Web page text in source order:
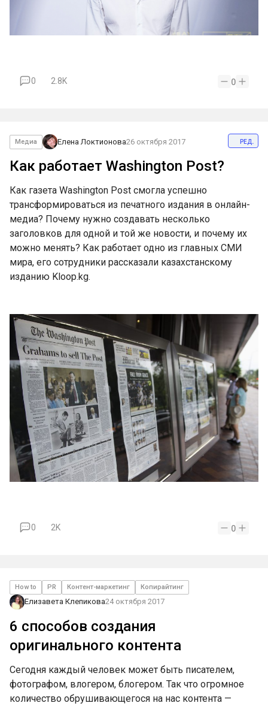
0 2.8K 0
Медиа Елена Локтионова26 октября 2017 ред.
Как работает Washington Post?
Как газета Washington Post смогла успешно
трансформироваться из печатного издания в онлайн-
медиа? Почему нужно создавать несколько
заголовков для одной и той же новости, и почему их
можно менять? Как работает одно из главных СМИ
мира, его сотрудники рассказали казахстанскому
изданию Kloop.kg.
0 2K 0
How to PR Контент-маркетинг Копирайтинг
Елизавета Клепикова24 октября 2017
6 способов создания
оригинального контента
Сегодня каждый человек может быть писателем,
фотографом, влогером, блогером. Так что огромное
количество обрушивающегося на нас контента —